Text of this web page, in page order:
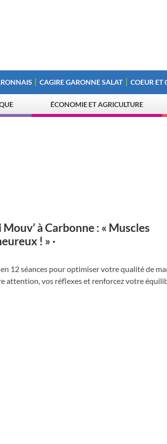
CAGIRE GARONNE SALAT COEUR ET
ÉCONOMIE ET AGRICULTURE
à Carbonne : « Muscles
! » ·
12 séances pour optimiser votre qualité de
attention, vos réflexes et renforcez votre